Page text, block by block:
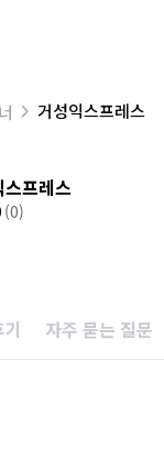
거성익스프레스
프레스
(0)
자주 묻는 질문